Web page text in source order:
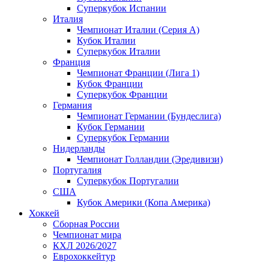
Суперкубок Испании
Италия
Чемпионат Италии (Серия А)
Кубок Италии
Суперкубок Италии
Франция
Чемпионат Франции (Лига 1)
Кубок Франции
Суперкубок Франции
Германия
Чемпионат Германии (Бундеслига)
Кубок Германии
Суперкубок Германии
Нидерланды
Чемпионат Голландии (Эредивизи)
Португалия
Суперкубок Португалии
США
Кубок Америки (Копа Америка)
Хоккей
Сборная России
Чемпионат мира
КХЛ 2026/2027
Еврохоккейтур